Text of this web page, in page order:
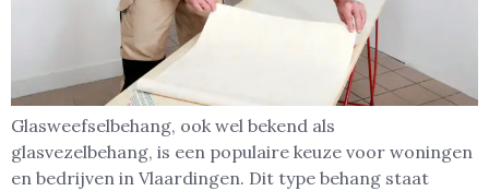
Glasweefselbehang, ook wel bekend als
glasvezelbehang, is een populaire keuze voor woningen
en bedrijven in Vlaardingen. Dit type behang staat